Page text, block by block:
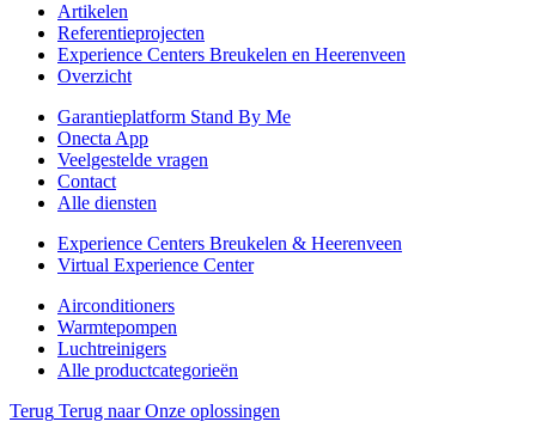
Artikelen
Referentieprojecten
Experience Centers Breukelen en Heerenveen
Overzicht
Garantieplatform Stand By Me
Onecta App
Veelgestelde vragen
Contact
Alle diensten
Experience Centers Breukelen & Heerenveen
Virtual Experience Center
Airconditioners
Warmtepompen
Luchtreinigers
Alle productcategorieën
Terug Terug naar Onze oplossingen